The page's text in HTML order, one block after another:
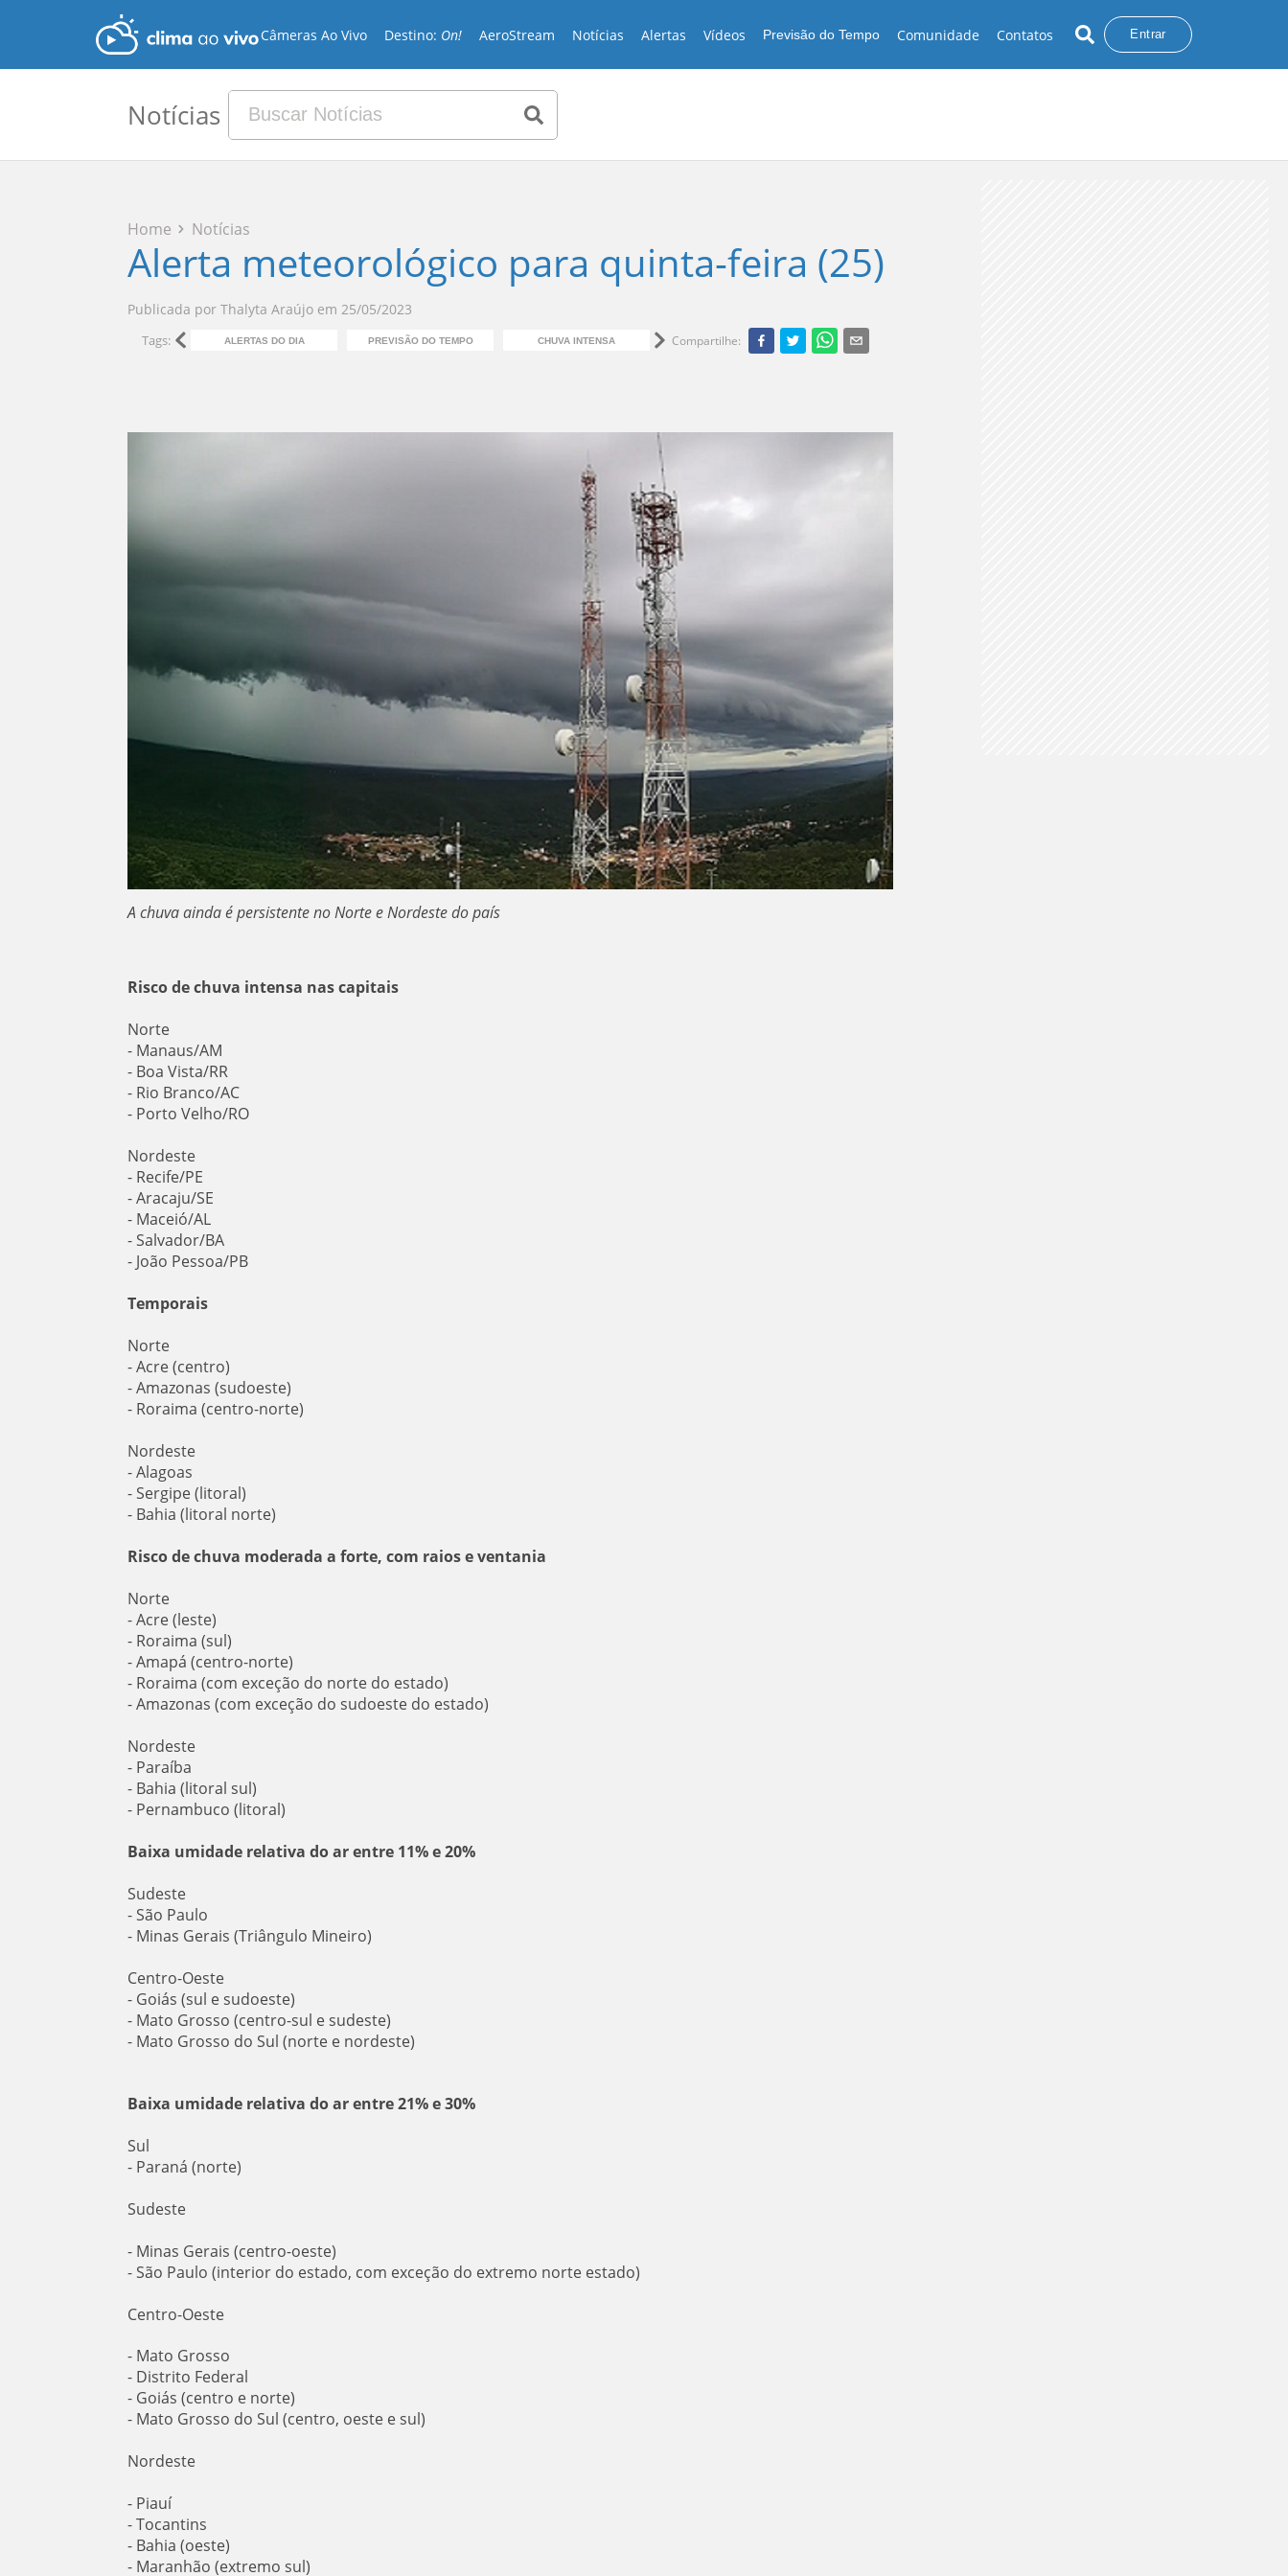
Câmeras Ao Vivo Destino: On! AeroStream Notícias Alertas Vídeos Previsão do Tempo Comunidade Contatos Entrar
Notícias
Home Notícias
Alerta meteorológico para quinta-feira (25)
Publicada por Thalyta Araújo em 25/05/2023
Tags: ALERTAS DO DIA PREVISÃO DO TEMPO CHUVA INTENSA TEMPESTADE
Compartilhe:
A chuva ainda é persistente no Norte e Nordeste do país
Risco de chuva intensa nas capitais
Norte
- Manaus/AM
- Boa Vista/RR
- Rio Branco/AC
- Porto Velho/RO
Nordeste
- Recife/PE
- Aracaju/SE
- Maceió/AL
- Salvador/BA
- João Pessoa/PB
Temporais
Norte
- Acre (centro)
- Amazonas (sudoeste)
- Roraima (centro-norte)
Nordeste
- Alagoas
- Sergipe (litoral)
- Bahia (litoral norte)
Risco de chuva moderada a forte, com raios e ventania
Norte
- Acre (leste)
- Roraima (sul)
- Amapá (centro-norte)
- Roraima (com exceção do norte do estado)
- Amazonas (com exceção do sudoeste do estado)
Nordeste
- Paraíba
- Bahia (litoral sul)
- Pernambuco (litoral)
Baixa umidade relativa do ar entre 11% e 20%
Sudeste
- São Paulo
- Minas Gerais (Triângulo Mineiro)
Centro-Oeste
- Goiás (sul e sudoeste)
- Mato Grosso (centro-sul e sudeste)
- Mato Grosso do Sul (norte e nordeste)
Baixa umidade relativa do ar entre 21% e 30%
Sul
- Paraná (norte)
Sudeste
- Minas Gerais (centro-oeste)
- São Paulo (interior do estado, com exceção do extremo norte estado)
Centro-Oeste
- Mato Grosso
- Distrito Federal
- Goiás (centro e norte)
- Mato Grosso do Sul (centro, oeste e sul)
Nordeste
- Piauí
- Tocantins
- Bahia (oeste)
- Maranhão (extremo sul)